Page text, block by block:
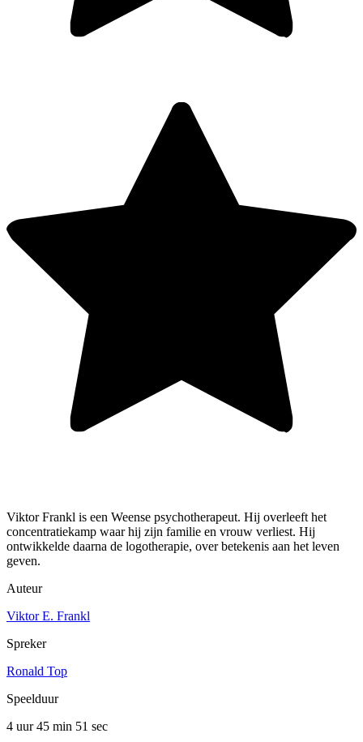
Viktor Frankl is een Weense psychotherapeut. Hij overleeft het
concentratiekamp waar hij zijn familie en vrouw verliest. Hij
ontwikkelde daarna de logotherapie, over betekenis aan het leven
geven.
Auteur
Viktor E. Frankl
Spreker
Ronald Top
Speelduur
4 uur 45 min 51 sec